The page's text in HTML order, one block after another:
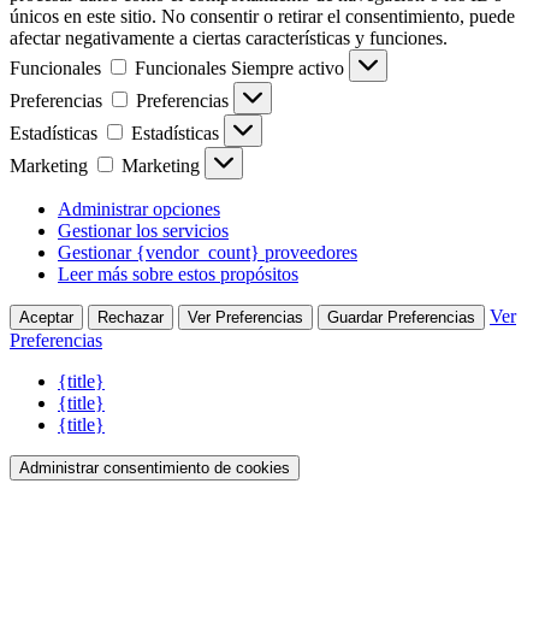
únicos en este sitio. No consentir o retirar el consentimiento, puede
afectar negativamente a ciertas características y funciones.
Funcionales
Funcionales Siempre activo
Preferencias
Preferencias
Estadísticas
Estadísticas
Marketing
Marketing
Administrar opciones
Gestionar los servicios
Gestionar {vendor_count} proveedores
Leer más sobre estos propósitos
Aceptar Rechazar Ver Preferencias Guardar Preferencias
Ver
Preferencias
{title}
{title}
{title}
Administrar consentimiento de cookies